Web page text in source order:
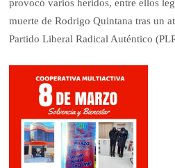
provocó varios heridos, entre ellos
muerte de Rodrigo Quintana tras un
Partido Liberal Radical Auténtico